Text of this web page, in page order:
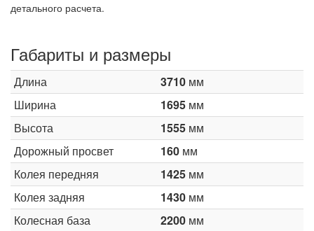
детального расчета.
Габариты и размеры
Длина 3710 мм
Ширина
1695 мм
Высота
1555 мм
Дорожный просвет
160 мм
Колея передняя
1425 мм
Колея задняя
1430 мм
Колесная база
2200 мм